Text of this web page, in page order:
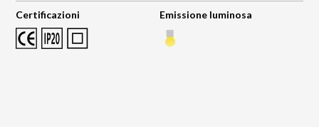
Certificazioni Emissione luminosa